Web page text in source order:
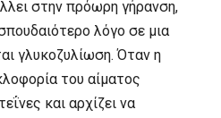
στην πρόωρη γήρανση,
λόγο σε μια
γλυκοζυλίωση. Όταν η
του αίματος
και αρχίζει να